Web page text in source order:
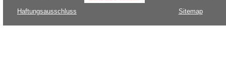
Haftungsausschluss Sitemap